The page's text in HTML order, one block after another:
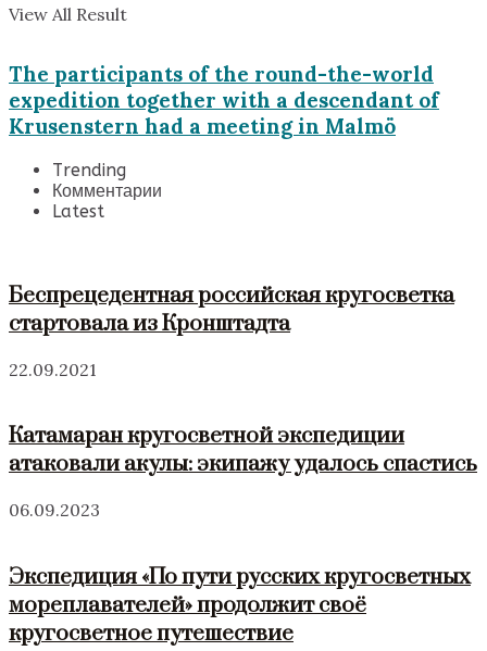
View All Result
The participants of the round-the-world
expedition together with a descendant of
Krusenstern had a meeting in Malmö
Trending
Комментарии
Latest
Беспрецедентная российская кругосветка
стартовала из Кронштадта
22.09.2021
Катамаран кругосветной экспедиции
атаковали акулы: экипажу удалось спастись
06.09.2023
Экспедиция «По пути русских кругосветных
мореплавателей» продолжит своё
кругосветное путешествие